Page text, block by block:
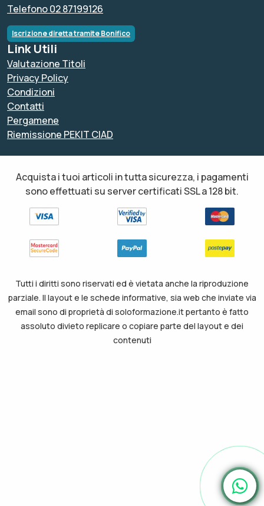
Telefono 02 87199126
Iscrizione diretta tramite Bonifico
Link Utili
Valutazione Titoli
Privacy Policy
Condizioni
Contatti
Pergamene
Riemissione PEKIT CIAD
Acquista i tuoi articoli in tutta sicurezza, i pagamenti
sono effettuati su server certificati SSL a 128 bit.
Tutti i diritti sono riservati ed è vietata anche la riproduzione
parziale. Il layout e le schede informative, sia web che inviate via
email sono di proprietà di soloformazione.it pertanto è fatto
assoluto divieto replicare o copiare parte del layout e dei
contenuti